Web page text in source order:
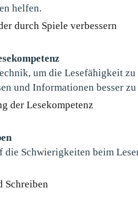
helfen.
durch Spiele verbessern
um die Lesefähigkeit
und Informationen besser
der Lesekompetenz
Schwierigkeiten beim
Schreiben